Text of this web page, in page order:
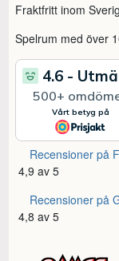
Fraktfritt inom
Spelrum med över
Recensioner på
4,9 av 5
Recensioner på
4,8 av 5